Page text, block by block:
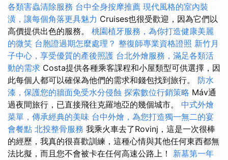
各類害蟲清除服務 台中全身按摩推薦 現代風格的室內裝
潢，讓每個角落更具魅力 Cruises也很受歡迎，因為它們以
高價提供出色的服務。 桃園植牙服務，為你打造健康美麗
的微笑 台胞證過期怎麼處理？ 整復師專業資格證照 新竹月
子中心，享受優質的產後照護 台北外燴服務，滿足各類活
動的需求 Costa提供各種乘客課程和小屋類型可供選擇，因
此每個人都可以確保為他們的需求和錢包找到旅行。 防水
漆，保護您的牆面免受水分侵蝕 探索數位行銷策略 Máv通
過夜間旅行，已直接飛往克羅地亞的幾個城市。 中式外燴
菜單，傳承經典的美味 台中外燴，為您打造獨一無二的宴
會餐點 北投整骨服務 我乘火車去了Rovinj，這是一次很棒
的經歷，我真的很喜歡訓練，這種心情與其他任何東西都無
法比擬，而且您不會被卡在任何高速公路上！ 新墓第一年